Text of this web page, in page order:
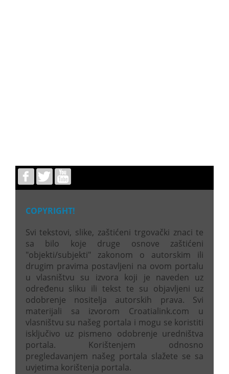
COPYRIGHT!
Svi tekstovi, slike, zaštićeni trgovački znaci te
sa bilo koje druge osnove zaštićeni
"objekti/subjekti" zakonom o autorskim ili
drugim pravima postavljeni na ovom portalu
u vlasništvu su izvora koji je naveden uz
određenu sliku ili tekst te su objavljeni uz
odobrenje nositelja autorskih prava. Svi
materijali sa izvorom Croatialink.com u
vlasništvu su našeg portala i mogu se koristiti
isključivo uz pismeno odobrenje uredništva
portala. Korištenjem odnosno
pregledavanjem našeg portala slažete se sa
uvjetima korištenja portala.